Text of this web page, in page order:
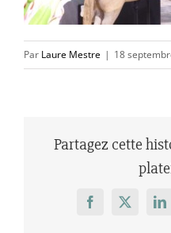
Par Laure Mestre | 18
Partagez cette
Facebook
X